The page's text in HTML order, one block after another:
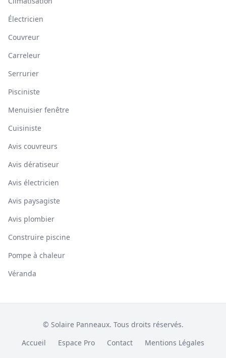
Électricien
Couvreur
Carreleur
Serrurier
Pisciniste
Menuisier fenêtre
Cuisiniste
Avis couvreurs
Avis dératiseur
Avis électricien
Avis paysagiste
Avis plombier
Construire piscine
Pompe à chaleur
Véranda
© Solaire Panneaux. Tous droits réservés.
Accueil
Espace Pro Contact Mentions Légales